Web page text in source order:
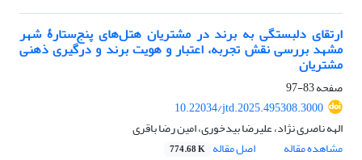
ارتقای دلبستگی به برند در مشتریان هتل‌های پنج‌ستارۀ شهر
مشهد بررسی نقش تجربه، اعتبار و هویت برند و درگیری ذهنی
مشتریان
صفحه83-97
10.22034/jtd.2025.495308.3000
الهه ناصری نژاد، علیرضا بیدخوری، امین رضا باقری
مشاهده مقاله
اصل مقاله 774.68 K